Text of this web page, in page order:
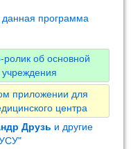
данная программа
об основной
приложении для
центра
Друзь и другие